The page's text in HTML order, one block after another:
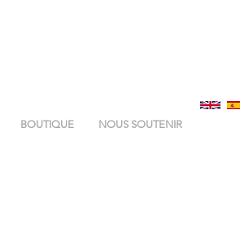
BOUTIQUE NOUS SOUTENIR